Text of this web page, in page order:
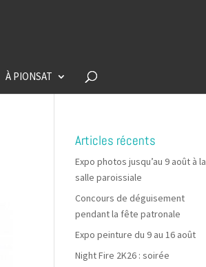
À PIONSAT
Articles récents
Expo photos jusqu’au 9 août à la
salle paroissiale
Concours de déguisement
pendant la fête patronale
Expo peinture du 9 au 16 août
Night Fire 2K26 : soirée